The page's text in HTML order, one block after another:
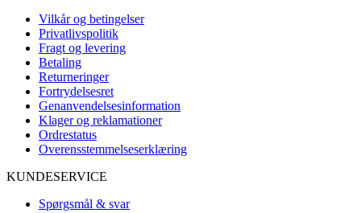
Vilkår og betingelser
Privatlivspolitik
Fragt og levering
Betaling
Returneringer
Fortrydelsesret
Genanvendelsesinformation
Klager og reklamationer
Ordrestatus
Overensstemmelseserklæring
KUNDESERVICE
Spørgsmål & svar